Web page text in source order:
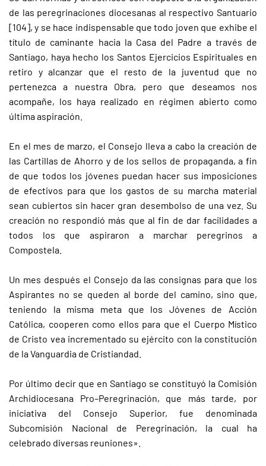
de las peregrinaciones diocesanas al respectivo Santuario
[104], y se hace indispensable que todo joven que exhibe el
título de caminante hacia la Casa del Padre a través de
Santiago, haya hecho los Santos Ejercicios Espirituales en
retiro y alcanzar que el resto de la juventud que no
pertenezca a nuestra Obra, pero que deseamos nos
acompañe, los haya realizado en régimen abierto como
última aspiración.
En el mes de marzo, el Consejo lleva a cabo la creación de
las Cartillas de Ahorro y de los sellos de propaganda, a fin
de que todos los jóvenes puedan hacer sus imposiciones
de efectivos para que los gastos de su marcha material
sean cubiertos sin hacer gran desembolso de una vez. Su
creación no respondió más que al fin de dar facilidades a
todos los que aspiraron a marchar peregrinos a
Compostela.
Un mes después el Consejo da las consignas para que los
Aspirantes no se queden al borde del camino, sino que,
teniendo la misma meta que los Jóvenes de Acción
Católica, cooperen como ellos para que el Cuerpo Místico
de Cristo vea incrementado su ejército con la constitución
de la Vanguardia de Cristiandad.
Por último decir que en Santiago se constituyó la Comisión
Archidiocesana Pro–Peregrinación, que más tarde, por
iniciativa del Consejo Superior, fue denominada
Subcomisión Nacional de Peregrinación, la cual ha
celebrado diversas reuniones».